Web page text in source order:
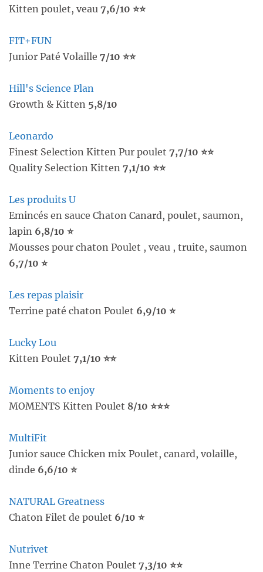
Kitten poulet, veau 7,6/10 ⭐⭐
FIT+FUN
Junior Paté Volaille 7/10 ⭐⭐
Hill's Science Plan
Growth & Kitten 5,8/10
Leonardo
Finest Selection Kitten Pur poulet 7,7/10 ⭐⭐
Quality Selection Kitten 7,1/10 ⭐⭐
Les produits U
Emincés en sauce Chaton Canard, poulet, saumon,
lapin 6,8/10 ⭐
Mousses pour chaton Poulet , veau , truite, saumon
6,7/10 ⭐
Les repas plaisir
Terrine paté chaton Poulet 6,9/10 ⭐
Lucky Lou
Kitten Poulet 7,1/10 ⭐⭐
Moments to enjoy
MOMENTS Kitten Poulet 8/10 ⭐⭐⭐
MultiFit
Junior sauce Chicken mix Poulet, canard, volaille,
dinde 6,6/10 ⭐
NATURAL Greatness
Chaton Filet de poulet 6/10 ⭐
Nutrivet
Inne Terrine Chaton Poulet 7,3/10 ⭐⭐